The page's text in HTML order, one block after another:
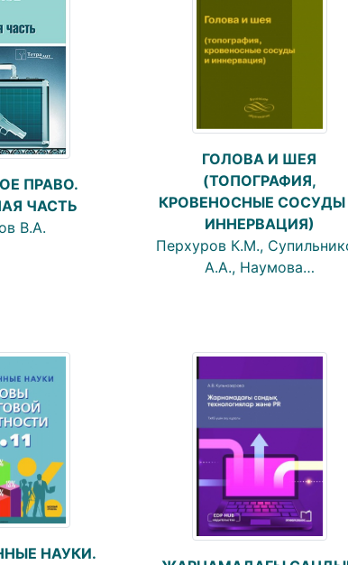
ПРАВО.
ЧАСТЬ
В.А.
ГОЛОВА И ШЕЯ
(ТОПОГРАФИЯ,
КРОВЕНОСНЫЕ СОСУДЫ
ИННЕРВАЦИЯ)
Перхуров К.М.,
А.А., Наумова…
НАУКИ.